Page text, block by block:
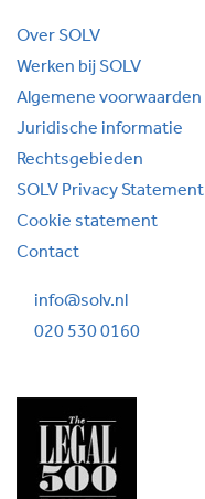
Over SOLV
Werken bij SOLV
Algemene voorwaarden
Juridische informatie
Rechtsgebieden
SOLV Privacy Statement
Cookie statement
Contact
info@solv.nl
020 530 0160